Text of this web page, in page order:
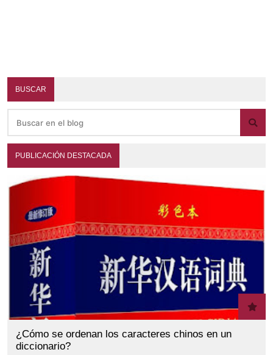
BUSCAR
PUBLICACIÓN DESTACADA
¿Cómo se ordenan los caracteres chinos en un
diccionario?